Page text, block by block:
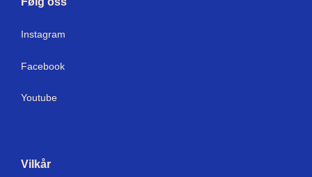
Instagram
Facebook
Youtube
Vilkår